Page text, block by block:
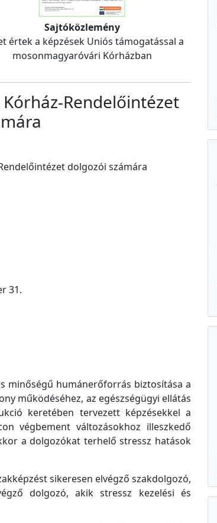
Sajtóközlemény
értek a képzések Uniós támogatással a
mosonmagyaróvári Kórházban
Rendelőintézet
dolgozói számára
31.
minőségű humánerőforrás biztosítása a
működéséhez, az egészségügyi ellátás
keretében tervezett képzésekkel a
végbement változásokhoz illeszkedő
a dolgozókat terhelő stressz hatások
sikeresen elvégző szakdolgozó,
dolgozó, akik stressz kezelési és